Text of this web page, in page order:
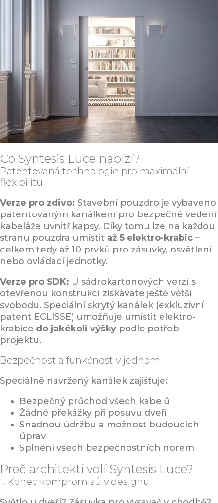
Co Syntesis Luce nabízí?
Patentovaná technologie pro maximální
flexibilitu
Verze pro zdivo: Stavební pouzdro je vybaveno
patentovaným kanálkem pro bezpečné vedení
kabeláže uvnitř kapsy. Díky tomu lze na každou
stranu pouzdra umístit až 5 elektro-krabic –
celkem tedy až 10 prvků pro zásuvky, osvětlení
nebo ovládací jednotky.
Verze pro SDK: U sádrokartonových verzí s
otevřenou konstrukcí získáváte ještě větší
svobodu. Speciální skrytý kanálek (exkluzivní
patent ECLISSE) umožňuje umístit elektro-
krabice do jakékoli výšky podle potřeb
projektu.
Bezpečnost a funkčnost v jednom
Speciálně navržený kanálek zajišťuje:
Bezpečný průchod všech kabelů
Žádné překážky při posuvu dveří
Snadnou údržbu a možnost budoucích
úprav
Splnění všech bezpečnostních norem
Proč architekti volí Syntesis Luce?
1. Konec kompromisů v designu